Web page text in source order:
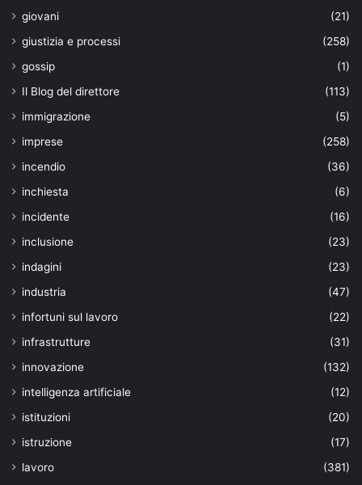
giovani
(21)
giustizia e processi
(258)
gossip
(1)
Il Blog del direttore
(113)
immigrazione
(5)
imprese
(258)
incendio
(36)
inchiesta
(6)
incidente
(16)
inclusione
(23)
indagini
(23)
industria
(47)
infortuni sul lavoro
(22)
infrastrutture
(31)
innovazione
(132)
intelligenza artificiale
(12)
istituzioni
(20)
istruzione
(17)
lavoro
(381)